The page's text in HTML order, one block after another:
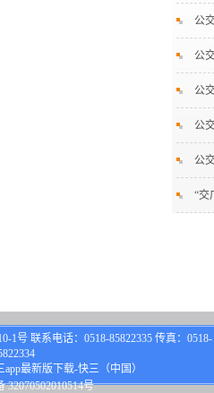
公
公
公
公
公
“交
1号 联系电话：0518-85822335 传真：0518-
最新版下载-快三（中国）
32070502010514号